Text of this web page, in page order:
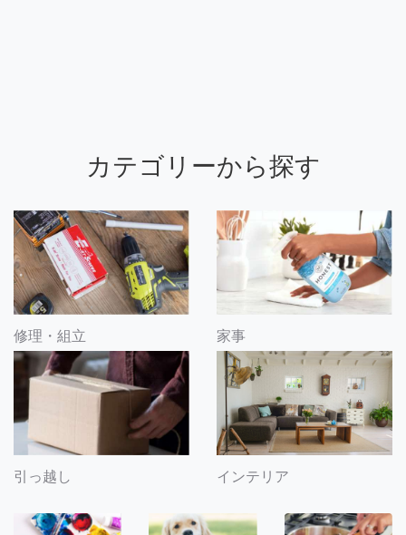
カテゴリーから探す
修理・組立 家事
引っ越し インテリア